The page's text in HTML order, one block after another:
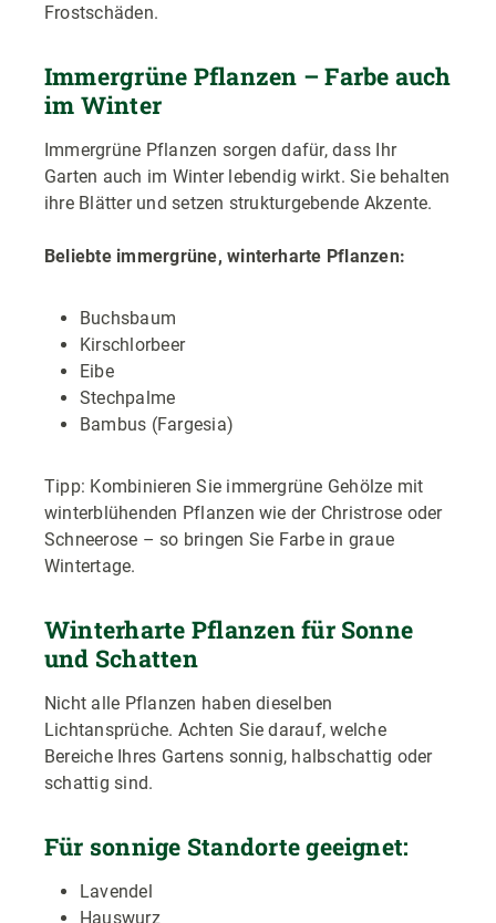
Frostschäden.
Immergrüne Pflanzen – Farbe auch
im Winter
Immergrüne Pflanzen sorgen dafür, dass Ihr
Garten auch im Winter lebendig wirkt. Sie behalten
ihre Blätter und setzen strukturgebende Akzente.
Beliebte immergrüne, winterharte Pflanzen:
Buchsbaum
Kirschlorbeer
Eibe
Stechpalme
Bambus (Fargesia)
Tipp: Kombinieren Sie immergrüne Gehölze mit
winterblühenden Pflanzen wie der Christrose oder
Schneerose – so bringen Sie Farbe in graue
Wintertage.
Winterharte Pflanzen für Sonne
und Schatten
Nicht alle Pflanzen haben dieselben
Lichtansprüche. Achten Sie darauf, welche
Bereiche Ihres Gartens sonnig, halbschattig oder
schattig sind.
Für sonnige Standorte geeignet:
Lavendel
Hauswurz